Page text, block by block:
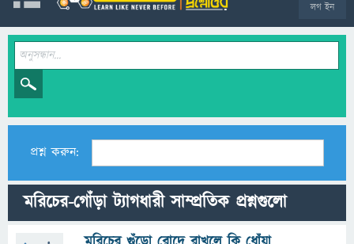
লগ ইন
প্রশ্ন করুন:
মরিচের-গোঁড়া ট্যাগধারী সাম্প্রতিক প্রশ্নগুলো